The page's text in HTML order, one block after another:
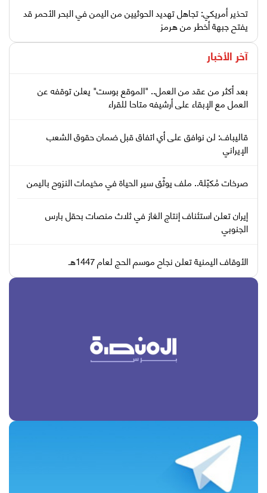
تحذير أمريكي: تجاهل تهديد الحوثيين من اليمن في البحر الأحمر قد
يفتح جبهة أخطر من هرمز
آخر الأخبار
بعد أكثر من عقد من العمل.. "الموقع بوست" يعلن توقفه عن
العمل مع الإبقاء على أرشيفه متاحا للقراء
قاليباف: لن نوافق على أي اتفاق قبل ضمان حقوق الشعب
الإيراني
صرخات مُكبّلة.. ملف يوثّق سير الحياة في مخيمات النزوح باليمن
إيران تعلن استئناف إنتاج الغاز في ثلاث منصات بحقل بارس
الجنوبي
الأوقاف اليمنية تعلن نجاح موسم الحج لعام 1447هـ